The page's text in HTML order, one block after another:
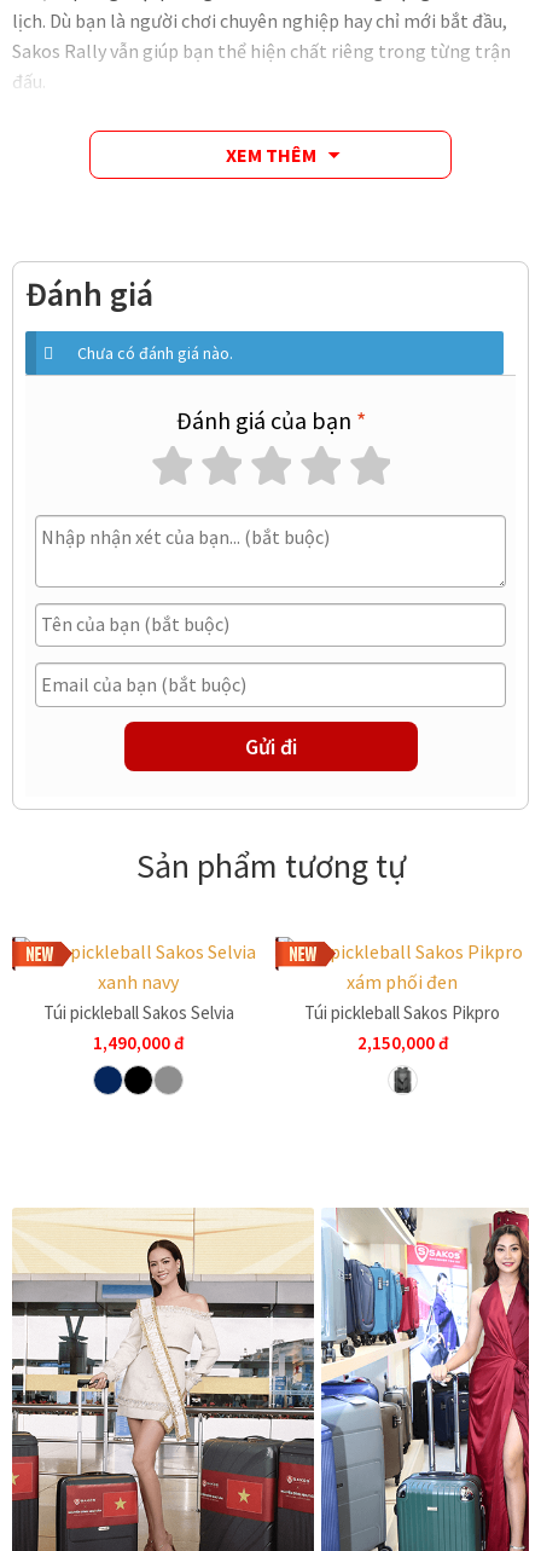
lịch. Dù bạn là người chơi chuyên nghiệp hay chỉ mới bắt đầu,
Sakos Rally vẫn giúp bạn thể hiện chất riêng trong từng trận
đấu.
XEM THÊM
Đánh giá
Chưa có đánh giá nào.
Đánh giá của bạn *
Sản phẩm tương tự
Túi pickleball Sakos Selvia
1,490,000đ
Túi pickleball Sakos Pikpro
2,150,000đ